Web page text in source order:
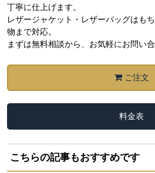
丁寧に仕上げます。
レザージャケット・レザーバッグはも
物まで対応。
まずは無料相談から、お気軽にお問い合
ご注文
料金表
こちらの記事もおすすめです